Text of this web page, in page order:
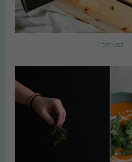
Heimwee